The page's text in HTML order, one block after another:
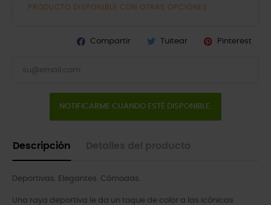
PRODUCTO DISPONIBLE CON OTRAS OPCIONES
Compartir Tuitear Pinterest
NOTIFICARME CUANDO ESTÉ DISPONIBLE.
Descripción
Deportivas. Elegantes. Cómodas.
Una raya deportiva le da un toque de color a las icónicas